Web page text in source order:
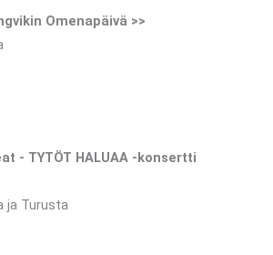
Omenapäivä >>
- TYTÖT HALUAA -konsertti
ja Turusta